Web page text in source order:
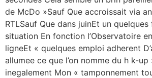
de McDo »Sauf Que accroissait via
RTLSauf Que dans juinEt un
situation En fonction l’Observatoire
ligneEt « quelques emploi adherent
allumee ce que l’on nomme du h k-up
inegalement Mon « tamponnement